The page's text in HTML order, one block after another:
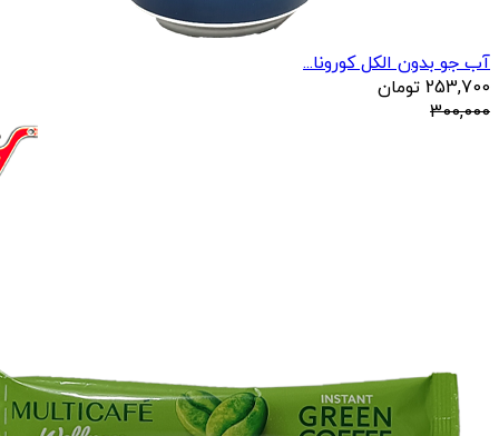
آب جو بدون الکل کورونا...
253,700 تومان
300,000